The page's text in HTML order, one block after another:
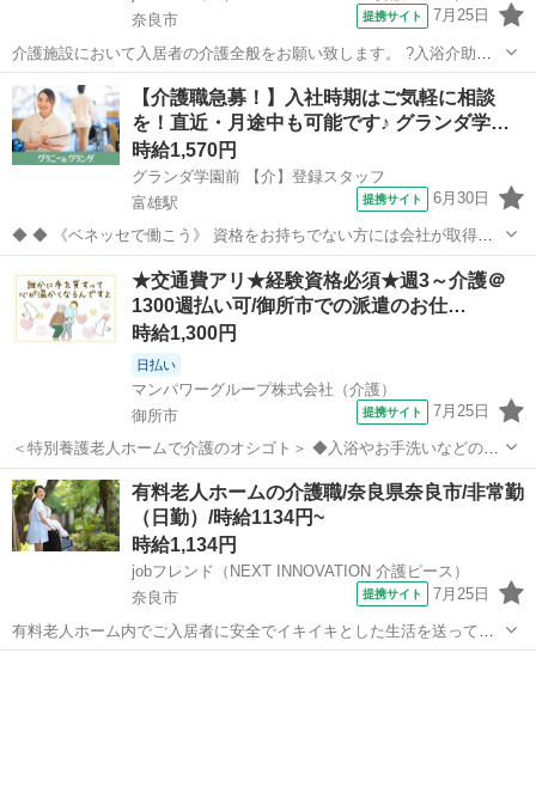
奈良市
提携サイト 7月25日
介護施設において入居者の介護全般をお願い致します。 ?入浴介助：
入居者の着替え、入浴、洗身、洗髪等のサポート ?食事介助：入居者
の摂食、服薬等のサポート ?排泄介助：入居者のトイレへの誘導、排
泄補助、オムツ交換等のサポート ...
奈良 奈良市 介護
【介護職急募！】入社時期はご気軽に相談
を！直近・月途中も可能です♪ グランダ学…
時給1,570円
グランダ学園前 【介】登録スタッフ
富雄駅
提携サイト 6月30日
◆ ◆ 《ベネッセで働こう》 資格をお持ちでない方には会社が取得費
用をサポート★ 「介護職員初任者研修」をお持ちでない方は、 ベネッ
セの講座で資格を取得すると全額(65,000円)を補助！ ★ベネッセなら
ではの研修制...
富雄駅 介護
★交通費アリ★経験資格必須★週3～介護＠
1300週払い可/御所市での派遣のお仕…
時給1,300円
日払い
マンパワーグループ株式会社（介護）
御所市
提携サイト 7月25日
＜特別養護老人ホームで介護のオシゴト＞ ◆入浴やお手洗いなどの生
活サポート ◆食事の準備サポート ◆着替えのお手伝い ◆ベッドメイ
キングなど ＜シフト＞ 【早番】7:00～15:30 【日勤】9:00～17...
奈良 御所市 介護
有料老人ホームの介護職/奈良県奈良市/非常勤
（日勤）/時給1134円~
時給1,134円
jobフレンド（NEXT INNOVATION 介護ピース）
奈良市
提携サイト 7月25日
有料老人ホーム内でご入居者に安全でイキイキとした生活を送って頂
く為の介護の仕事です。 ▼具体的には… ・身体介護 食事介助 /